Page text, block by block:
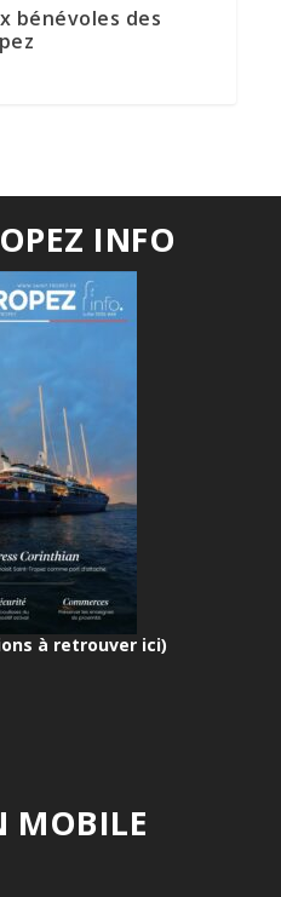
bénévoles des
INFO
à retrouver ici)
MOBILE